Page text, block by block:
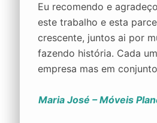
Eu recomendo e
este trabalho e esta
crescente, juntos ai por
fazendo história. Cada
empresa mas em
Maria José – Móveis